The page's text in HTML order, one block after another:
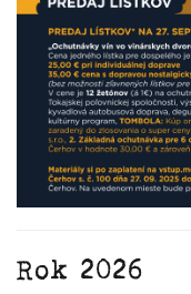
Rok 2026